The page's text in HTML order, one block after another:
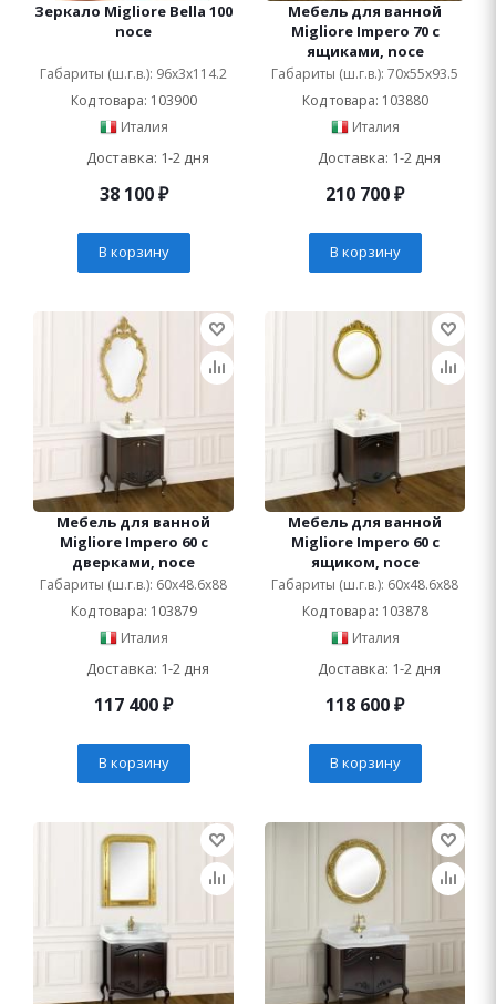
Зеркало Migliore Bella 100
noce
Габариты (ш.г.в.): 96x3x114.2
Код товара: 103900
Италия
Доставка: 1-2 дня
38 100₽
В корзину
Мебель для ванной
Migliore Impero 70 с
ящиками, noce
Габариты (ш.г.в.): 70x55x93.5
Код товара: 103880
Италия
Доставка: 1-2 дня
210 700₽
В корзину
Мебель для ванной
Migliore Impero 60 с
дверками, noce
Габариты (ш.г.в.): 60x48.6x88
Код товара: 103879
Италия
Доставка: 1-2 дня
117 400₽
В корзину
Мебель для ванной
Migliore Impero 60 с
ящиком, noce
Габариты (ш.г.в.): 60x48.6x88
Код товара: 103878
Италия
Доставка: 1-2 дня
118 600₽
В корзину